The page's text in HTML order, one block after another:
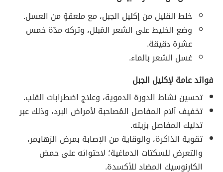
خلط القليل من إكليل الجبل، مع ملعقةٍ من العسل.
وضع الخليط على الشعر المُبلل، وتركه مدّة خمس
عشرة دقيقة.
غسل الشعر بالماء.
فوائد عامة لإكليل الجبل
تحسين نشاط الدورة الدموية، وعلاج اضطرابات القلب.
تخفيف آلام المفاصل المُصاحبة لأمراض البرد، وذلك عبر
تدليك المفاصل بزيته.
تقوية الذاكرة، والوقاية من الإصابة بمرض الزهايمر،
والتعرض للسكتات الدماغية؛ لاحتوائه على حمض
الكارنوسيك المضاد للأكسدة.